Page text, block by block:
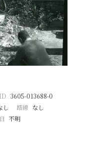
3605-013688-0
し 路線 なし
不明